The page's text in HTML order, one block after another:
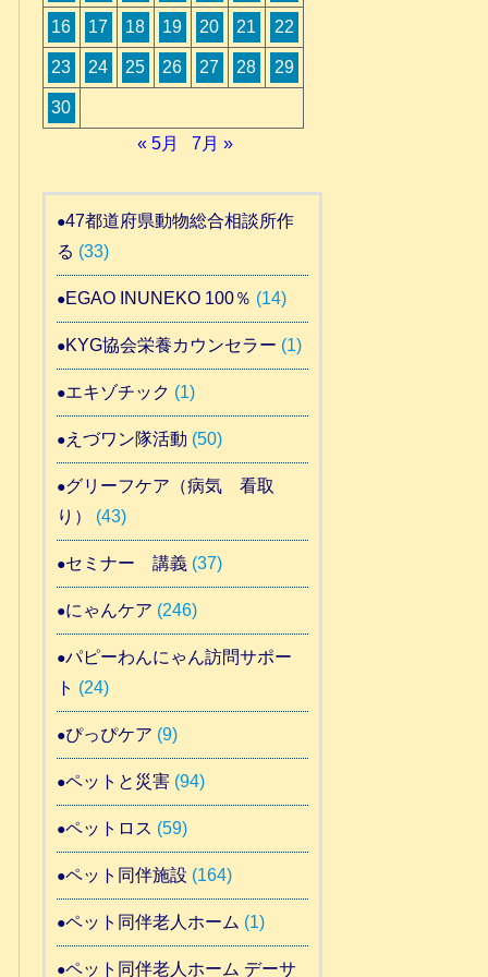
16 17 18 19 20 21 22
23 24 25 26 27 28 29
30
« 5月
7月 »
47都道府県動物総合相談所作
る (33)
EGAO INUNEKO 100％ (14)
KYG協会栄養カウンセラー (1)
エキゾチック (1)
えづワン隊活動 (50)
グリーフケア（病気 看取
り）
(43)
セミナー 講義(37)
にゃんケア (246)
パピーわんにゃん訪問サポー
ト (24)
ぴっぴケア (9)
ペットと災害(94)
ペットロス (59)
ペット同伴施設 (164)
ペット同伴老人ホーム (1)
ペット同伴老人ホーム デーサ